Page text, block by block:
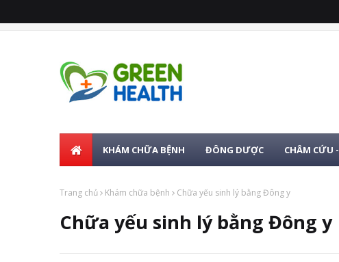
KHÁM CHỮA BỆNH ĐÔNG DƯỢC CHÂM CỨU
Trang chủ Khám chữa bệnh Chữa yếu sinh lý bằng Đông y
Chữa yếu sinh lý bằng Đông y